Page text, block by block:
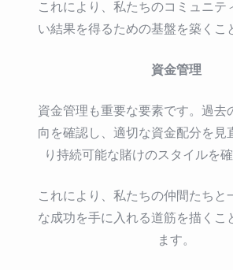
これにより、私たちのコミュニテ
い結果を得るための基盤を築くこ
資金管理
資金管理も重要な要素です。過去
向を確認し、適切な資金配分を見
り持続可能な賭けのスタイルを確
これにより、私たちの仲間たちと
な成功を手に入れる道筋を描くこ
ます。